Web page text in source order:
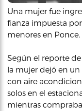
Una mujer fue
fianza impuesta
menores en Ponce.
Según el reporte
la mujer dejó en
con aire
solos en el
mientras